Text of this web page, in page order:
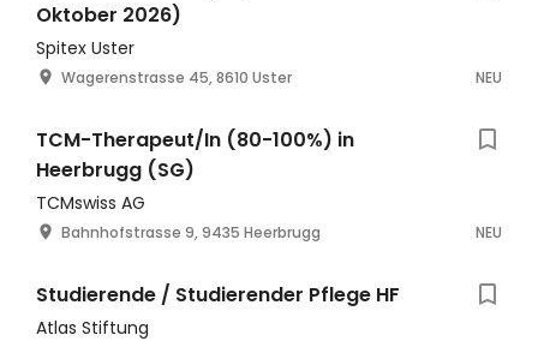
Oktober 2026)
Spitex Uster
Wagerenstrasse 45, 8610 Uster NEU
TCM-Therapeut/In (80-100%) in
Heerbrugg (SG)
TCMswiss AG
Bahnhofstrasse 9, 9435 Heerbrugg NEU
Studierende / Studierender Pflege HF
Atlas Stiftung